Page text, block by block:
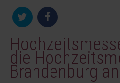
| Anfahrt |
die
Brandenburg